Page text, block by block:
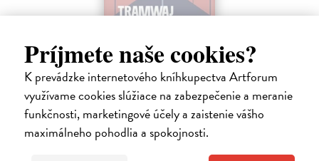
Príjmete naše cookies?
K prevádzke internetového kníhkupectva Artforum
využívame cookies slúžiace na zabezpečenie a meranie
funkčnosti, marketingové účely a zaistenie vášho
maximálneho pohodlia a spokojnosti.
Tramwaj na Sachsenberg
Sagitarius Petr | Kniha
Tramwaj Cafe je kavárna v polském Těšíně a zároveň místo, kde se
sbíhají všechny nitky související s dalším brutálním zločinem, který
musí vyřešit Roman Saran, major ostravské kriminálky, a jeho tým.
Jak…